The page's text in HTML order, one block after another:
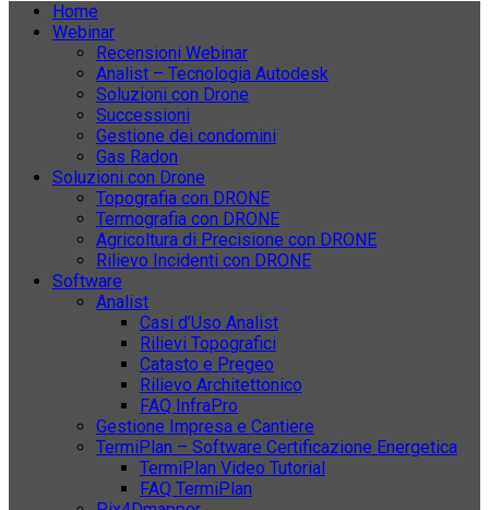
Home
Webinar
Recensioni Webinar
Analist – Tecnologia Autodesk
Soluzioni con Drone
Successioni
Gestione dei condomini
Gas Radon
Soluzioni con Drone
Topografia con DRONE
Termografia con DRONE
Agricoltura di Precisione con DRONE
Rilievo Incidenti con DRONE
Software
Analist
Casi d’Uso Analist
Rilievi Topografici
Catasto e Pregeo
Rilievo Architettonico
FAQ InfraPro
Gestione Impresa e Cantiere
TermiPlan – Software Certificazione Energetica
TermiPlan Video Tutorial
FAQ TermiPlan